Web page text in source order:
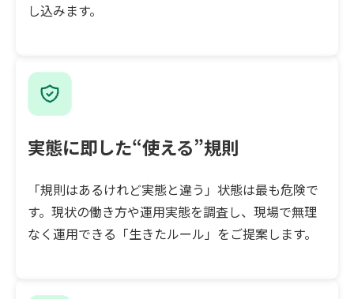
し込みます。
実態に即した“使える”規則
「規則はあるけれど実態と違う」状態は最も危険で
す。現状の働き方や運用実態を調査し、現場で無理
なく運用できる「生きたルール」をご提案します。